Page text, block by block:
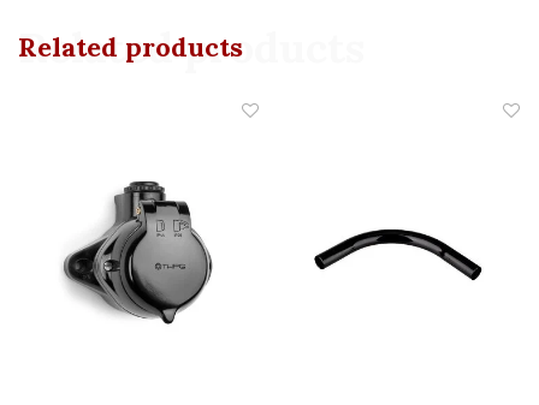
Related products
Related products